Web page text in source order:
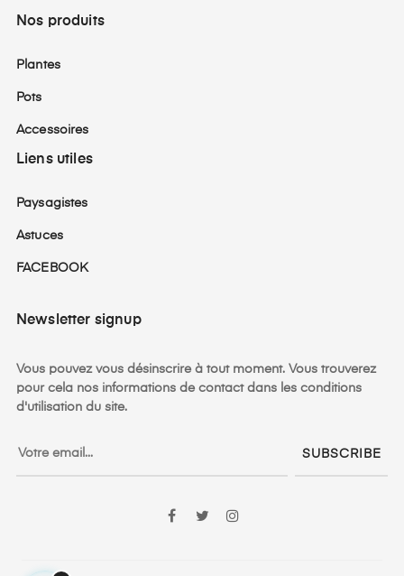
Nos produits
Plantes
Pots
Accessoires
Liens utiles
Paysagistes
Astuces
FACEBOOK
Newsletter signup
Vous pouvez vous désinscrire à tout moment. Vous trouverez
pour cela nos informations de contact dans les conditions
d'utilisation du site.
SUBSCRIBE
Facebook
Twitter